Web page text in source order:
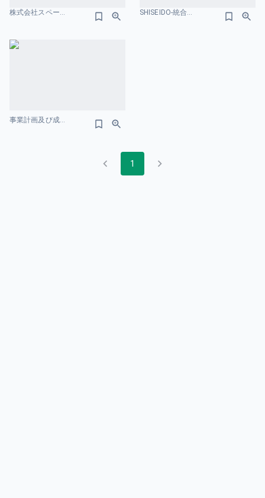
株式会社スペースマーケット 事業計画および成⻑可能性に関する事項 業績のスライドデザイン SHISEIDO-統合レポート-2024 業績のスライドデザイン
事業計画及び成⻑可能性に関する事項 AnyMind Group 株式会社 2026年3⽉ 財務情報のスライドデザイン
1